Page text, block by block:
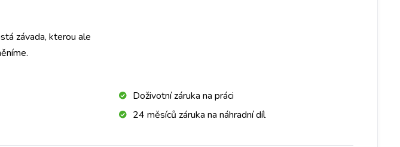
závada, kterou ale
Doživotní záruka na práci
24 měsíců záruka na náhradní díl